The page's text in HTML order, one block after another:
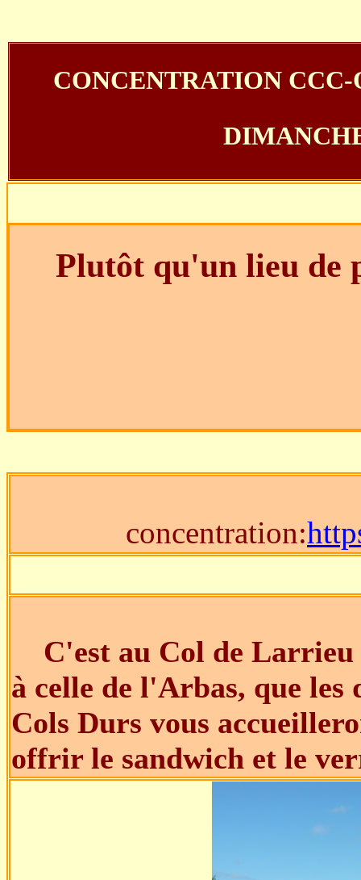
CONCENTRATION
Plutôt qu'un lieu de
concentration:
C'est au Col de Larrieu
à celle de l'Arbas, que les
Cols Durs vous
offrir le sandwich et le